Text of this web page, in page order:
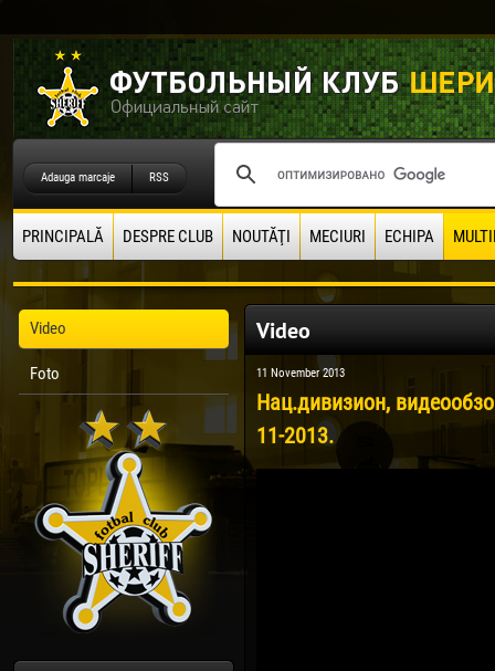
Adauga marcaje RSS
PRINCIPALĂ DESPRE CLUB NOUTĂŢI MECIURI ECHIPA
Video
Foto
Video
11 November 2013
Нац.дивизион,
11-2013.